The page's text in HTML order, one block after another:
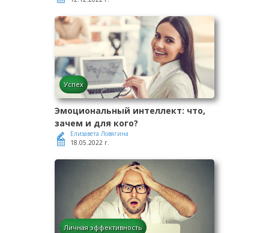
Успех
Эмоциональный интеллект: что,
зачем и для кого?
Елизавета Ловягина
18.05.2022 г.
Личная эффективность